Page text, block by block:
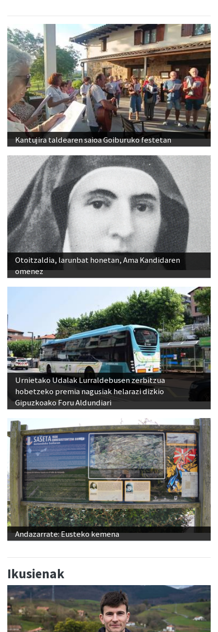
Kantujira taldearen saioa Goiburuko festetan
Otoitzaldia, larunbat honetan, Ama Kandidaren
omenez
Urnietako Udalak Lurraldebusen zerbitzua
hobetzeko premia nagusiak helarazi dizkio
Gipuzkoako Foru Aldundiari
Andazarrate: Eusteko kemena
Ikusienak